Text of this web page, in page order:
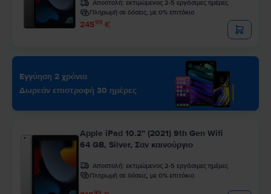
Αποστολή: εκτιμώμενος 2-5 εργάσιμες ημέρες
Πληρωμή σε δόσεις, με 0% επιτόκιο
24599 €
Εγγύηση 2 χρόνια
Δωρεάν επιστροφή 30 ημέρες
Apple iPad 10.2” (2021) 9th Gen Wifi
64 GB, Silver, Σαν καινούργιο
Αποστολή: εκτιμώμενος 2-5 εργάσιμες ημέρες
Πληρωμή σε δόσεις, με 0% επιτόκιο